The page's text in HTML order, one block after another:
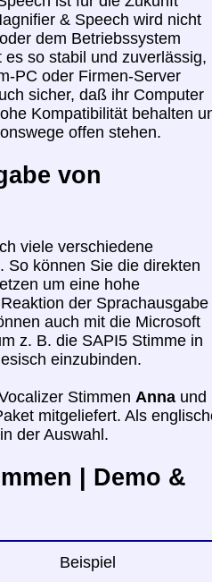
& Speech wird nicht
dem Betriebssystem
so stabil und zuverlässig,
PC oder Firmen-Server
sicher, daß ihr Computer
Kompatibilität behalten
offen stehen.
von
viele verschiedene
So können Sie die direkten
um eine hohe
der Sprachausgabe
auch mit die Microsoft
z. B. die SAPI5 Stimme in
einzubinden.
Stimmen Anna und
mitgeliefert. Als
in der Auswahl.
| Demo &
Beispiel